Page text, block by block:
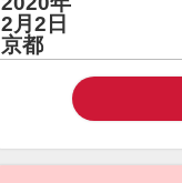
2月2日
京都